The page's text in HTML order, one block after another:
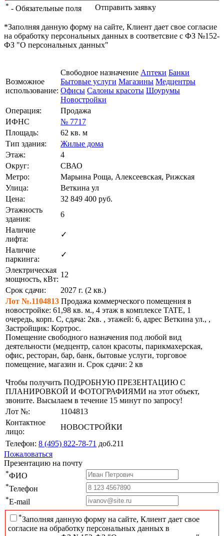
* - Обязательные поля Отправить заявку
*Заполняя данную форму на сайте, Клиент дает свое согласие
на обработку персональных данных в соответсвие с ФЗ №152-
ФЗ "О персональных данных"
Возможное
использование:
Свободное назначение Аптеки Банки
Бытовые услуги Магазины Медцентры
Офисы Салоны красоты Шоурумы
Новостройки
Операция:
Продажа
ИФНС
№ 7717
Площадь:
62 кв. м
Тип здания:
Жилые дома
Этаж:
4
Округ:
СВАО
Метро:
Марьина Роща, Алексеевская, Рижская
Улица:
Веткина ул
Цена:
32 849 400 руб.
Этажность
здания:
6
Наличие
лифта:
✓
Наличие
паркинга:
✓
Электрическая
мощность, кВт:
12
Срок сдачи:
2027 г. (2 кв.)
Лот №.1104813 Продажа коммерческого помещения в
новостройке: 61,98 кв. м., 4 этаж в комплексе TATE, 1
очередь, корп. С, сдача: 2кв. , этажей: 6, адрес Веткина ул., ,
Застройщик: Кортрос.
Помещение свободного назначения под любой вид
деятельности (медцентр, салон красоты, парикмахерская,
офис, ресторан, бар, банк, бытовые услуги, торговое
помещение, магазин и. Срок сдачи: 2 кв
Чтобы получить ПОДРОБНУЮ ПРЕЗЕНТАЦИЮ С
ПЛАНИРОВКОЙ И ФОТОГРАФИЯМИ на этот объект,
звоните. Высылаем в течение 15 минут по запросу!
Лот №:
1104813
Контактное
лицо:
НОВОСТРОЙКИ
Телефон: 8 (495) 822-78-71 доб.211
Пожаловаться
Презентацию на почту
*ФИО
*Телефон
*E-mail
*Заполняя данную форму на сайте, Клиент дает свое
согласие на обработку персональных данных в